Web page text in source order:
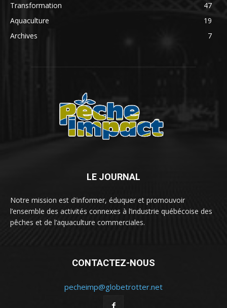
Transformation
47
Aquaculture
19
Archives
7
LE JOURNAL
Notre mission est d'informer, éduquer et promouvoir
l’ensemble des activités connexes à l’industrie québécoise des
pêches et de l’aquaculture commerciales.
CONTACTEZ-NOUS
pecheimp@globetrotter.net